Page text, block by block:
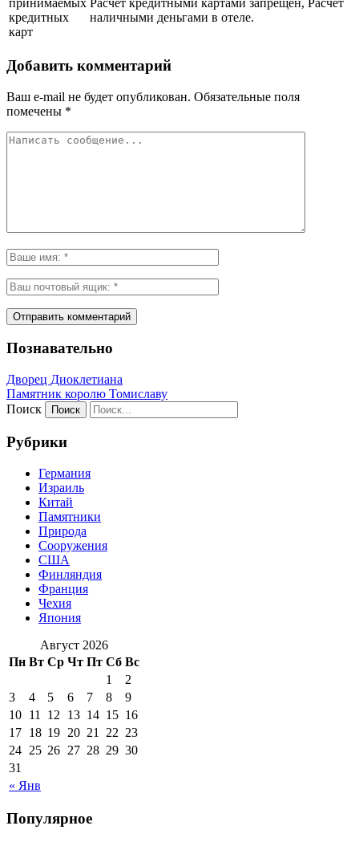
принимаемых
кредитных
карт
Расчет кредитными картами запрещен, Расчет
наличными деньгами в отеле.
Добавить комментарий
Ваш e-mail не будет опубликован. Обязательные поля
помечены *
Познавательно
Дворец Диоклетиана
Памятник королю Томиславу
Поиск
Рубрики
Германия
Израиль
Китай
Памятники
Природа
Сооружения
США
Финляндия
Франция
Чехия
Япония
Август 2026
Пн Вт Ср Чт Пт Сб Вс
« Янв
1
2
3
4 5 6 7 8
9
10 11 12 13 14 15 16
17 18 19 20 21 22 23
24 25 26 27 28 29 30
31
Популярное